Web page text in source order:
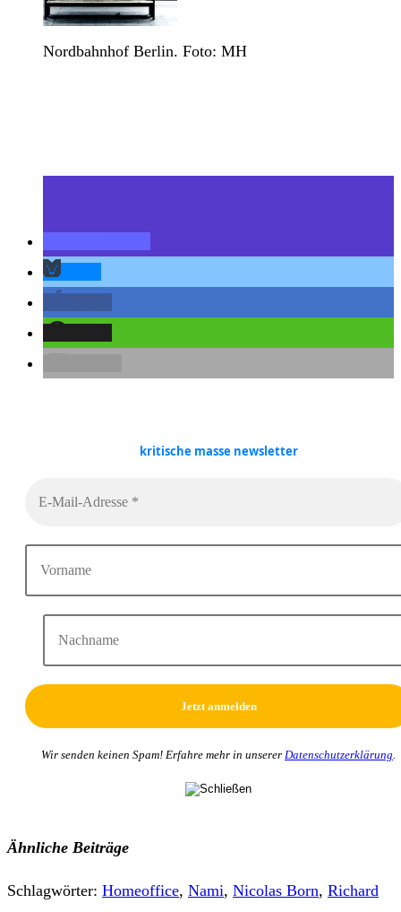
Nordbahnhof Berlin. Foto: MH
kritische masse newsletter
Wir senden keinen Spam! Erfahre mehr in unserer Datenschutzerklärung.
Ähnliche Beiträge
Schlagwörter: Homeoffice, Nami, Nicolas Born, Richard